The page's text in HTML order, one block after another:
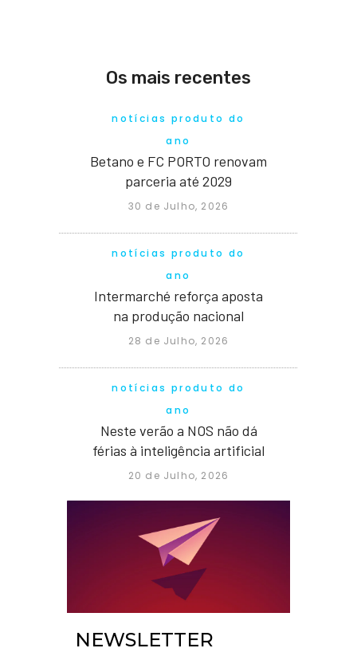
Os mais recentes
notícias produto do
ano
Betano e FC PORTO renovam
parceria até 2029
30 de Julho, 2026
notícias produto do
ano
Intermarché reforça aposta
na produção nacional
28 de Julho, 2026
notícias produto do
ano
Neste verão a NOS não dá
férias à inteligência artificial
20 de Julho, 2026
NEWSLETTER